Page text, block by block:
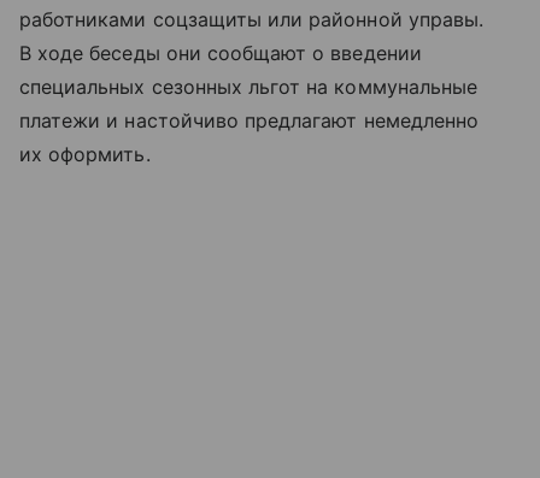
работниками соцзащиты или районной управы.
В ходе беседы они сообщают о введении
специальных сезонных льгот на коммунальные
платежи и настойчиво предлагают немедленно
их оформить.